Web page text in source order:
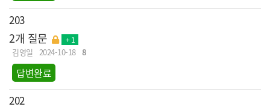
203
2개 질문 + 1
김영일 2024-10-18 8
답변완료
202